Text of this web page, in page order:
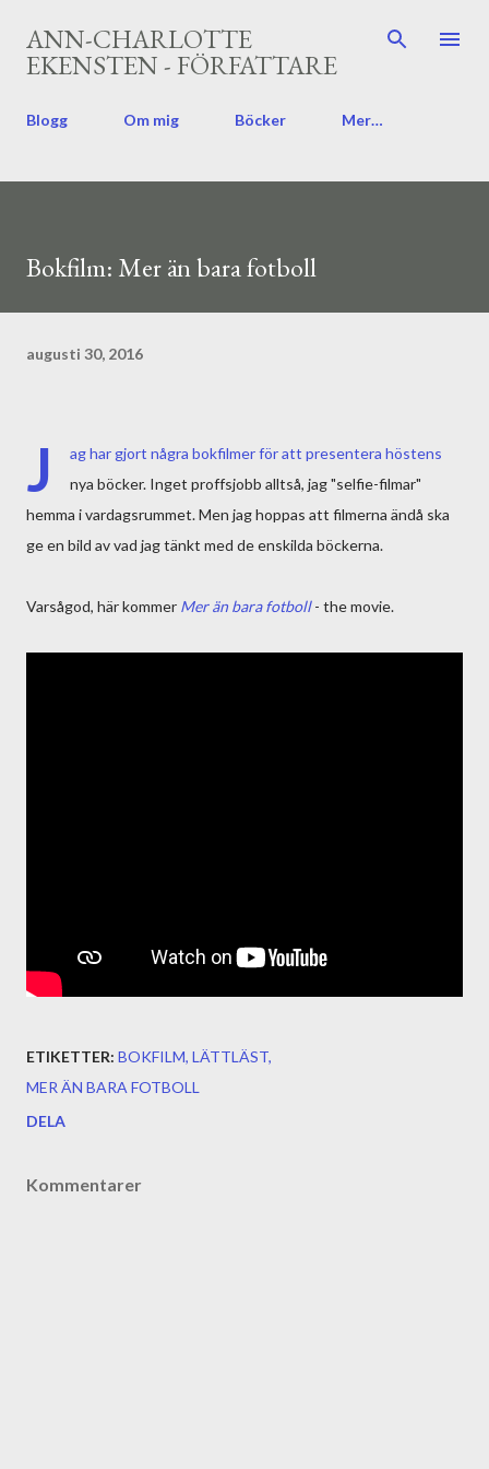
Fortsätt till huvudinnehåll
ANN-CHARLOTTE
EKENSTEN - FÖRFATTARE
Blogg Om mig Böcker Mer…
Bokfilm: Mer än bara fotboll
augusti 30, 2016
J
ag har gjort några bokfilmer för att presentera höstens
nya böcker. Inget proffsjobb alltså, jag "selfie-filmar"
hemma i vardagsrummet. Men jag hoppas att filmerna ändå ska
ge en bild av vad jag tänkt med de enskilda böckerna.
Varsågod, här kommer Mer än bara fotboll- the movie.
ETIKETTER: BOKFILM LÄTTLÄST
MER ÄN BARA FOTBOLL
DELA
Kommentarer